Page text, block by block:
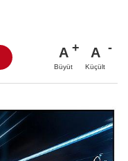
A
Büyüt
A
Küçült